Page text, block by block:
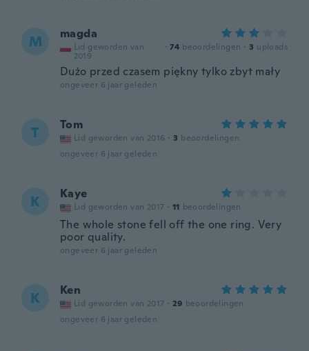
M magda
Lid geworden van
2019
· 74 beoordelingen · 3 uploads
Dużo przed czasem piękny tylko zbyt mały
ongeveer 6 jaar geleden
T Tom
Lid geworden van 2016 · 3 beoordelingen
ongeveer 6 jaar geleden
K Kaye
Lid geworden van 2017 · 11 beoordelingen
The whole stone fell off the one ring. Very
poor quality.
ongeveer 6 jaar geleden
K Ken
Lid geworden van 2017 · 29 beoordelingen
ongeveer 6 jaar geleden